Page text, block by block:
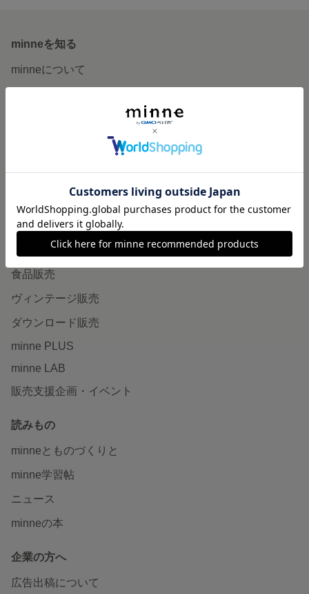
minneを知る
minneについて
作品販売について
minneで売りたい
食品販売
ヴィンテージ販売
ダウンロード販売
minne PLUS
minne LAB
販売支援企画・イベント
読みもの
minneとものづくりと
minne学習帖
ニュース
minneの本
企業の方へ
広告出稿について